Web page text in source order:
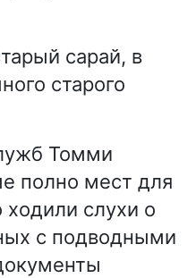
сарай, в
старого
Томми
полно мест для
ходили слухи о
с подводными